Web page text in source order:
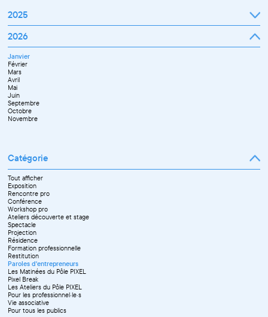
2025
Janvier
Février
Mars
Avril
Mai
Juin
Juillet
Septembre
Octobre
Novembre
Décembre
2026
Janvier
Février
Mars
Avril
Mai
Juin
Septembre
Octobre
Novembre
Catégorie
Tout afficher
Exposition
Rencontre pro
Conférence
Workshop pro
Ateliers découverte et stage
Spectacle
Projection
Résidence
Formation professionnelle
Restitution
Paroles d'entrepreneurs
Les Matinées du Pôle PIXEL
Pixel Break
Les Ateliers du Pôle PIXEL
Pour les professionnel·le·s
Vie associative
Pour tous les publics